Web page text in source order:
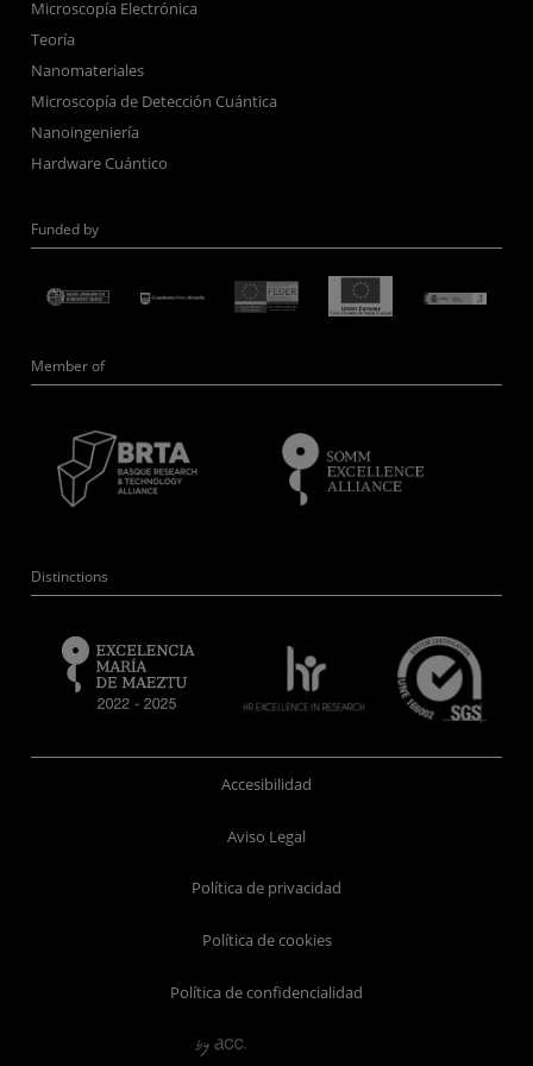
Microscopía Electrónica
Teoría
Nanomateriales
Microscopía de Detección Cuántica
Nanoingeniería
Hardware Cuántico
Funded by
Member of
Distinctions
Accesibilidad
Aviso Legal
Política de privacidad
Política de cookies
Política de confidencialidad